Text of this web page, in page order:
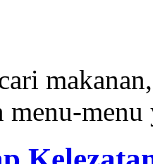
menu-